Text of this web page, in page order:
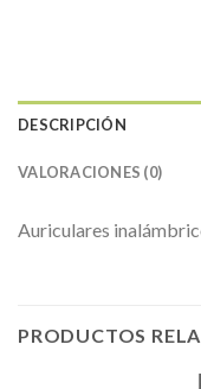
DESCRIPCIÓN
VALORACIONES (0)
Auriculares
PRODUCTOS